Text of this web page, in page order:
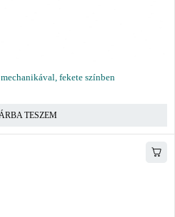
fekete színben
TESZEM